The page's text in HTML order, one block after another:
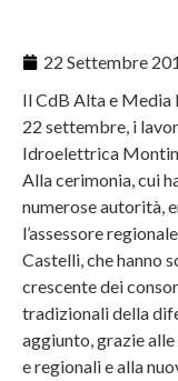
22 Settembre
Il CdB Alta e Media
22 settembre, i
Idroelettrica
Alla cerimonia, cui
numerose autorità,
l’assessore
Castelli, che hanno
crescente dei
tradizionali della
aggiunto, grazie
e regionali e alla